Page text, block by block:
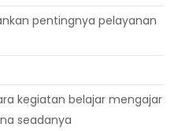
pentingnya pelayanan
kegiatan belajar mengajar
seadanya